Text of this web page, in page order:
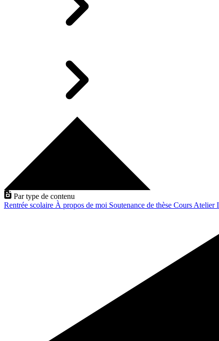
Par type de contenu
Rentrée scolaire À propos de moi Soutenance de thèse Cours Atelier